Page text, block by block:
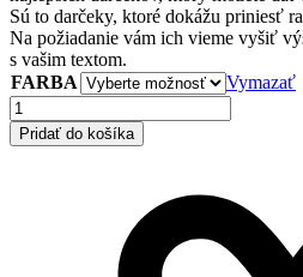
Sú to darčeky, ktoré dokážu priniesť
Na požiadanie vám ich vieme vyšiť
s vašim textom.
FARBA
Vymazať
množstvo
Ľanové
uteráky
Pridať do košíka